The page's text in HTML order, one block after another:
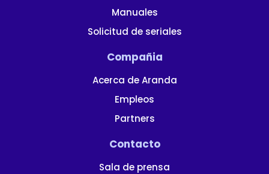
Manuales
Solicitud de seriales
Compañia
Acerca de Aranda
Empleos
Partners
Contacto
Sala de prensa